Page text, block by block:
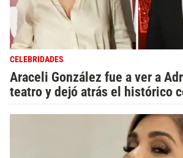
CELEBRIDADES
Araceli González fue a ver a
teatro y dejó atrás el histórico